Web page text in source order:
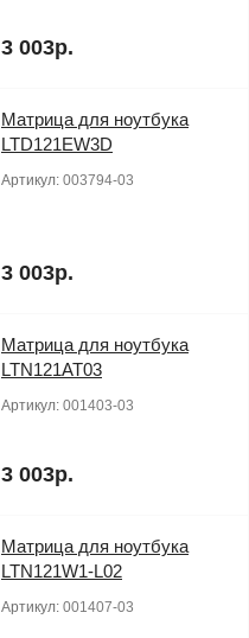
3 003р.
Матрица для ноутбука
LTD121EW3D
Артикул: 003794-03
3 003р.
Матрица для ноутбука
LTN121AT03
Артикул: 001403-03
3 003р.
Матрица для ноутбука
LTN121W1-L02
Артикул: 001407-03